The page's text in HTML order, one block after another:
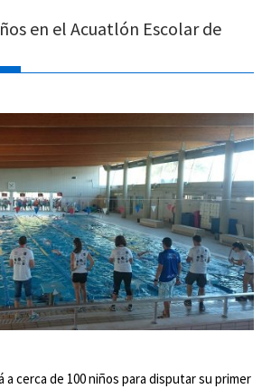
en el Acuatlón Escolar de
a cerca de 100 niños para disputar su primer